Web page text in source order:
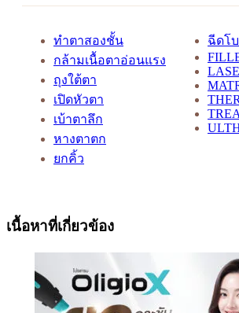
ทำตาสองชั้น
กล้ามเนื้อตาอ่อนแรง
ถุงใต้ตา
เปิดหัวตา
เบ้าตาลึก
หางตาตก
ยกคิ้ว
ฉีดโ
เนื้อหาที่เกี่ยวข้อง